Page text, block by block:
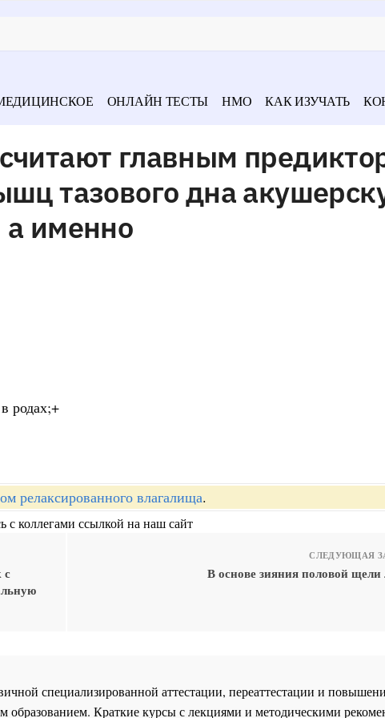
ОНЛАЙН ТЕСТЫ НМО КАК ИЗУЧАТЬ
главным
тазового дна
именно
родах;+
релаксированного влагалища.
с коллегами ссылкой на наш сайт
с
СЛЕДУЮЩАЯ
В основе зияния половой щели
специализированной аттестации, переаттестации и
Краткие курсы с лекциями и методическими